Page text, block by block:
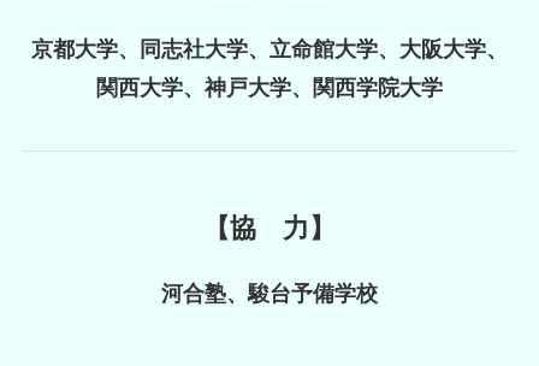
京都大学、同志社大学、立命館大学、大阪大学、
関西大学、神戸大学、関西学院大学
【協 力】
河合塾、駿台予備学校